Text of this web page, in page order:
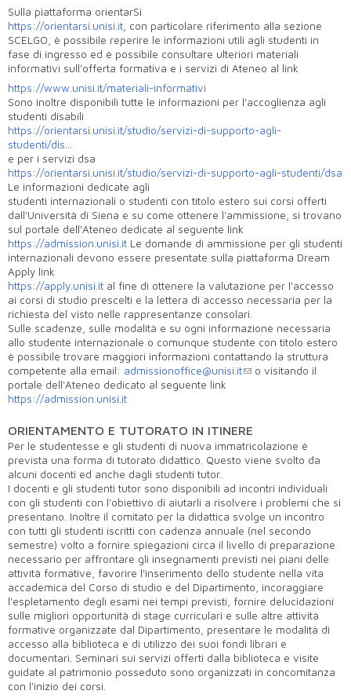
Sulla piattaforma orientarSi
https://orientarsi.unisi.it, con particolare riferimento alla sezione
SCELGO, è possibile reperire le informazioni utili agli studenti in
fase di ingresso ed è possibile consultare ulteriori materiali
informativi sull'offerta formativa e i servizi di Ateneo al link
https://www.unisi.it/materiali-informativi
Sono inoltre disponibili tutte le informazioni per l'accoglienza agli
studenti disabili
https://orientarsi.unisi.it/studio/servizi-di-supporto-agli-
studenti/dis...
e per i servizi dsa
https://orientarsi.unisi.it/studio/servizi-di-supporto-agli-studenti/dsa
Le informazioni dedicate agli
studenti internazionali o studenti con titolo estero sui corsi offerti
dall'Università di Siena e su come ottenere l'ammissione, si trovano
sul portale dell'Ateneo dedicate al seguente link
https://admission.unisi.it Le domande di ammissione per gli studenti
internazionali devono essere presentate sulla piattaforma Dream
Apply link
https://apply.unisi.it al fine di ottenere la valutazione per l'accesso
ai corsi di studio prescelti e la lettera di accesso necessaria per la
richiesta del visto nelle rappresentanze consolari.
Sulle scadenze, sulle modalità e su ogni informazione necessaria
allo studente internazionale o comunque studente con titolo estero
è possibile trovare maggiori informazioni contattando la struttura
competente alla email: admissionoffice@unisi.it
o visitando il
portale dell'Ateneo dedicato al seguente link
https://admission.unisi.it
ORIENTAMENTO E TUTORATO IN ITINERE
Per le studentesse e gli studenti di nuova immatricolazione è
prevista una forma di tutorato didattico. Questo viene svolto da
alcuni docenti ed anche dagli studenti tutor.
I docenti e gli studenti tutor sono disponibili ad incontri individuali
con gli studenti con l'obiettivo di aiutarli a risolvere i problemi che si
presentano. Inoltre il comitato per la didattica svolge un incontro
con tutti gli studenti iscritti con cadenza annuale (nel secondo
semestre) volto a fornire spiegazioni circa il livello di preparazione
necessario per affrontare gli insegnamenti previsti nei piani delle
attività formative, favorire l'inserimento dello studente nella vita
accademica del Corso di studio e del Dipartimento, incoraggiare
l'espletamento degli esami nei tempi previsti, fornire delucidazioni
sulle migliori opportunità di stage curriculari e sulle altre attività
formative organizzate dal Dipartimento, presentare le modalità di
accesso alla biblioteca e di utilizzo dei suoi fondi librari e
documentari. Seminari sui servizi offerti dalla biblioteca e visite
guidate al patrimonio posseduto sono organizzati in concomitanza
con l'inizio dei corsi.